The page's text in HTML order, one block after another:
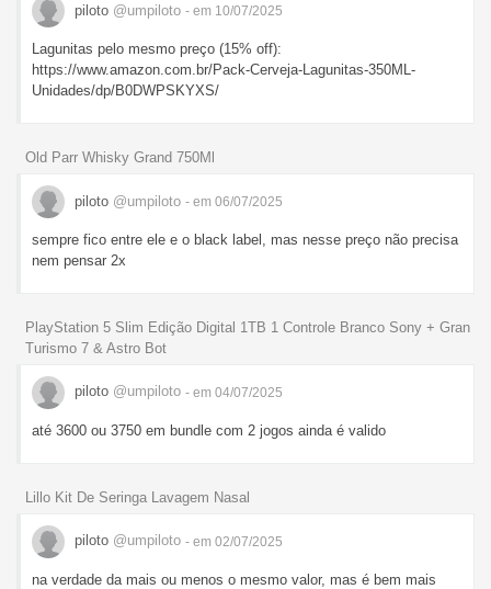
piloto @umpiloto - em 10/07/2025
Lagunitas pelo mesmo preço (15% off):
https://www.amazon.com.br/Pack-Cerveja-Lagunitas-350ML-
Unidades/dp/B0DWPSKYXS/
Old Parr Whisky Grand 750Ml
piloto @umpiloto - em 06/07/2025
sempre fico entre ele e o black label, mas nesse preço não precisa
nem pensar 2x
PlayStation 5 Slim Edição Digital 1TB 1 Controle Branco Sony + Gran
Turismo 7 & Astro Bot
piloto @umpiloto - em 04/07/2025
até 3600 ou 3750 em bundle com 2 jogos ainda é valido
Lillo Kit De Seringa Lavagem Nasal
piloto @umpiloto - em 02/07/2025
na verdade da mais ou menos o mesmo valor, mas é bem mais